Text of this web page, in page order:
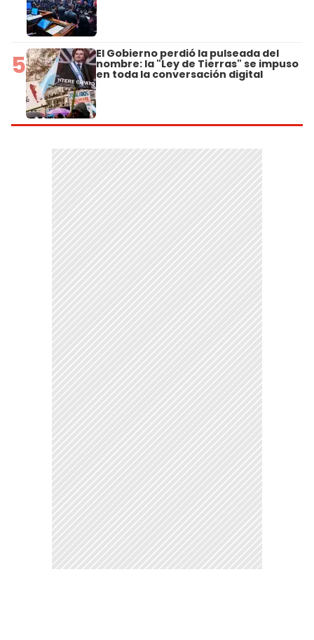
5 El Gobierno perdió la pulseada del
nombre: la "Ley de Tierras" se impuso
en toda la conversación digital